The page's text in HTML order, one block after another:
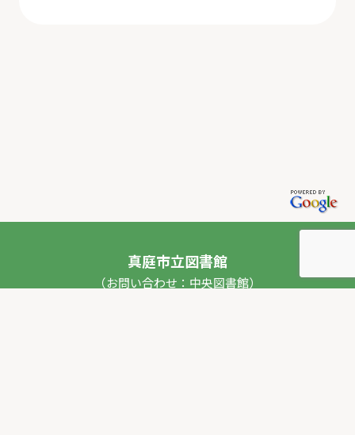
真庭市立図書館
（お問い合わせ：中央図書館）